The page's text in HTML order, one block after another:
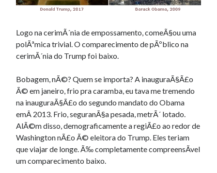
Logo na cerimÃ´nia de empossamento, comeÃ§ou uma
polÃªmica trivial. O comparecimento de pÃºblico na
cerimÃ´nia do Trump foi baixo.
Bobagem, nÃ©? Quem se importa? A inauguraÃ§Ã£o
Ã© em janeiro, frio pra caramba, eu tava me tremendo
na inauguraÃ§Ã£o do segundo mandato do Obama
emÂ 2013. Frio, seguranÃ§a pesada, metrÃ´ lotado.
AlÃ©m disso, demograficamente a regiÃ£o ao redor de
Washington nÃ£o Ã© eleitora do Trump. Eles teriam
que viajar de longe. Ã‰ completamente compreensÃ­vel
um comparecimento baixo.